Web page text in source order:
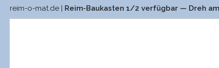
reim-o-mat.de | Reim-Baukasten 1/2 verfügbar — Dreh